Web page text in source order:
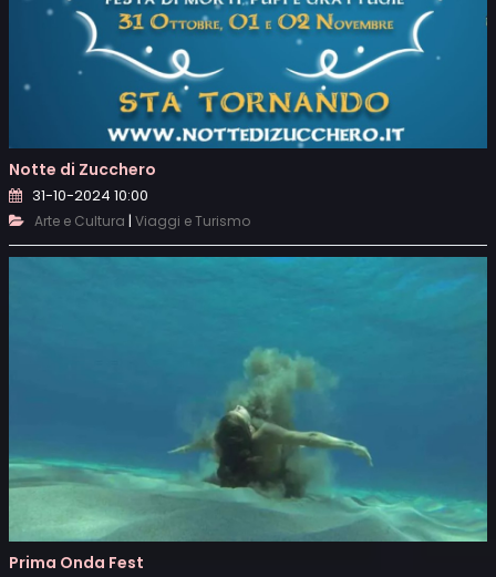
Notte di Zucchero
31-10-2024 10:00
Arte e Cultura | Viaggi e Turismo
Prima Onda Fest